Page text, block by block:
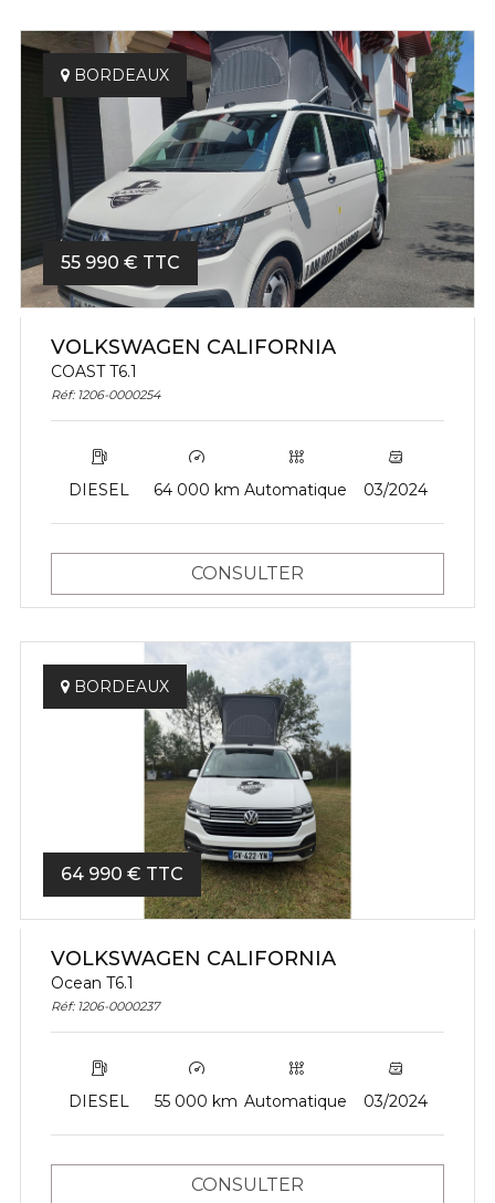
BORDEAUX
55 990 € TTC
VOLKSWAGEN CALIFORNIA
COAST T6.1
Réf: 1206-0000254
DIESEL 64 000 km Automatique 03/2024
CONSULTER
BORDEAUX
64 990 € TTC
VOLKSWAGEN CALIFORNIA
Ocean T6.1
Réf: 1206-0000237
DIESEL 55 000 km Automatique 03/2024
CONSULTER